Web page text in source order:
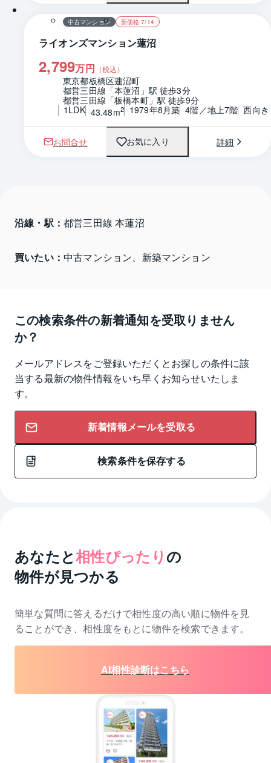
中古マンション 新価格 7/14
ライオンズマンション蓮沼
2,799万円 （税込）
東京都板橋区蓮沼町
都営三田線「本蓮沼」駅 徒歩3分
都営三田線「板橋本町」駅 徒歩9分
1LDK 43.48m2 1979年8月築 4階／地上7階 西向き
お問合せ お気に入り 詳細
沿線・駅： 都営三田線 本蓮沼
買いたい： 中古マンション、新築マンション
この検索条件の新着通知を受取りません
か？
メールアドレスをご登録いただくとお探しの条件に該
当する最新の物件情報をいち早くお知らせいたしま
す。
新着情報メールを受取る
検索条件を保存する
あなたと相性ぴったり の
物件が見つかる
簡単な質問に答えるだけで相性度の高い順に物件を 見
ることができ、相性度をもとに物件を検索できます。
AI相性診断はこちら